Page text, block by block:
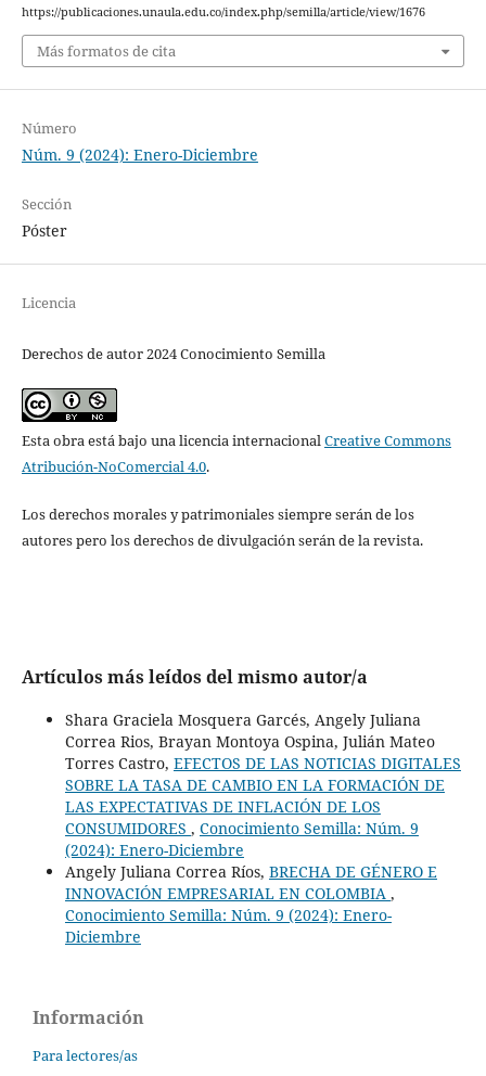
https://publicaciones.unaula.edu.co/index.php/semilla/article/view/1676
Más formatos de cita
Número
Núm. 9 (2024): Enero-Diciembre
Sección
Póster
Licencia
Derechos de autor 2024 Conocimiento Semilla
Esta obra está bajo una licencia internacionalCreative Commons
Atribución-NoComercial 4.0.
Los derechos morales y patrimoniales siempre serán de los
autores pero los derechos de divulgación serán de la revista.
Artículos más leídos del mismo autor/a
Shara Graciela Mosquera Garcés, Angely Juliana
Correa Rios, Brayan Montoya Ospina, Julián Mateo
Torres Castro, EFECTOS DE LAS NOTICIAS DIGITALES
SOBRE LA TASA DE CAMBIO EN LA FORMACIÓN DE
LAS EXPECTATIVAS DE INFLACIÓN DE LOS
CONSUMIDORES , Conocimiento Semilla: Núm. 9
(2024): Enero-Diciembre
Angely Juliana Correa Ríos, BRECHA DE GÉNERO E
INNOVACIÓN EMPRESARIAL EN COLOMBIA ,
Conocimiento Semilla: Núm. 9 (2024): Enero-
Diciembre
Información
Para lectores/as